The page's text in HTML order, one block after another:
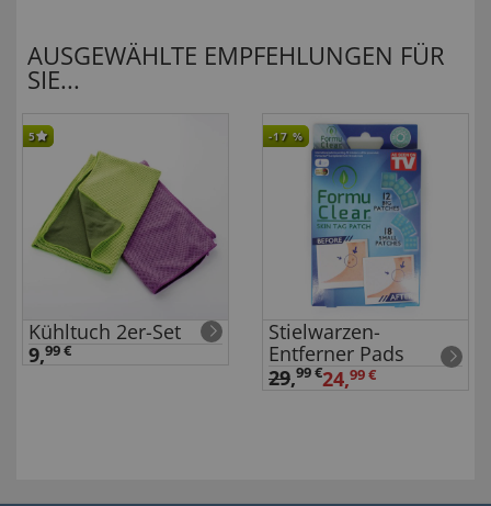
AUSGEWÄHLTE EMPFEHLUNGEN FÜR
SIE...
5
Kühltuch 2er-Set
9,99 €
-17 %
Stielwarzen-
Entferner Pads
29,99 €24,99 €